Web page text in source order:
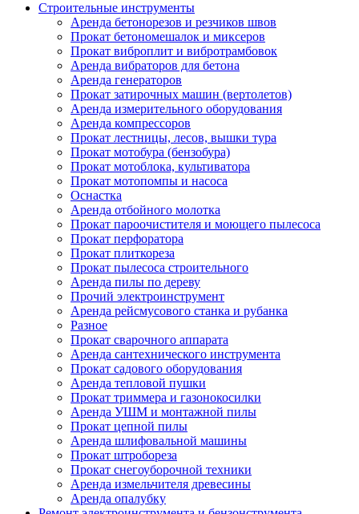
Строительные инструменты
Аренда бетонорезов и резчиков швов
Прокат бетономешалок и миксеров
Прокат виброплит и вибротрамбовок
Аренда вибраторов для бетона
Аренда генераторов
Прокат затирочных машин (вертолетов)
Аренда измерительного оборудования
Аренда компрессоров
Прокат лестницы, лесов, вышки тура
Прокат мотобура (бензобура)
Прокат мотоблока, культиватора
Прокат мотопомпы и насоса
Оснастка
Аренда отбойного молотка
Прокат пароочистителя и моющего пылесоса
Прокат перфоратора
Прокат плиткореза
Прокат пылесоса строительного
Аренда пилы по дереву
Прочий электроинструмент
Аренда рейсмусового станка и рубанка
Разное
Прокат сварочного аппарата
Аренда сантехнического инструмента
Прокат садового оборудования
Аренда тепловой пушки
Прокат триммера и газонокосилки
Аренда УШМ и монтажной пилы
Прокат цепной пилы
Аренда шлифовальной машины
Прокат штробореза
Прокат снегоуборочной техники
Аренда измельчителя древесины
Аренда опалубку